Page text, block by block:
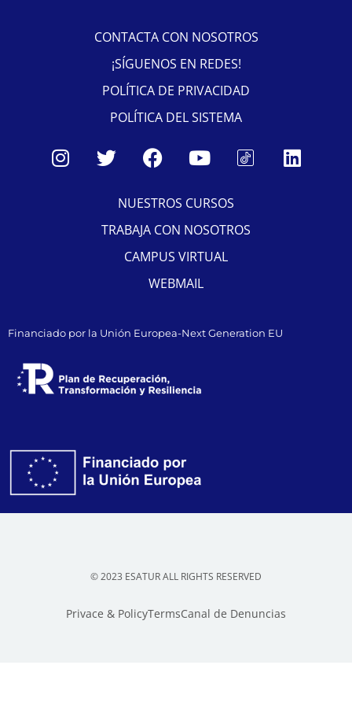
CONTACTA CON NOSOTROS
¡SÍGUENOS EN REDES!
POLÍTICA DE PRIVACIDAD
POLÍTICA DEL SISTEMA
NUESTROS CURSOS
TRABAJA CON NOSOTROS
CAMPUS VIRTUAL
WEBMAIL
Financiado por la Unión Europea-Next Generation EU
© 2023 ESATUR ALL RIGHTS RESERVED
Privace & PolicyTermsCanal de Denuncias